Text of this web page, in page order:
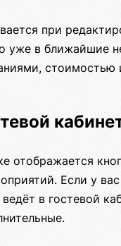
при
в ближайшие
стоимостью
отображается
Если у
в гостевой